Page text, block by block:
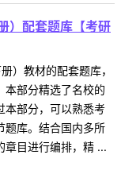
）配套题库【考研
）教材的配套题库，
本部分精选了名校的
本部分，可以熟悉考
题库。结合国内多所
章目进行编排，精 ...